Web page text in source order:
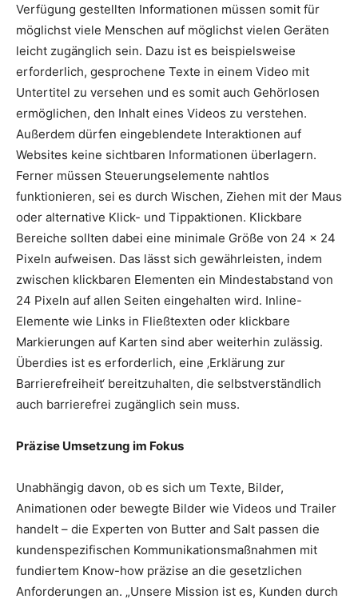
Verfügung gestellten Informationen müssen somit für
möglichst viele Menschen auf möglichst vielen Geräten
leicht zugänglich sein. Dazu ist es beispielsweise
erforderlich, gesprochene Texte in einem Video mit
Untertitel zu versehen und es somit auch Gehörlosen
ermöglichen, den Inhalt eines Videos zu verstehen.
Außerdem dürfen eingeblendete Interaktionen auf
Websites keine sichtbaren Informationen überlagern.
Ferner müssen Steuerungselemente nahtlos
funktionieren, sei es durch Wischen, Ziehen mit der Maus
oder alternative Klick- und Tippaktionen. Klickbare
Bereiche sollten dabei eine minimale Größe von 24 x 24
Pixeln aufweisen. Das lässt sich gewährleisten, indem
zwischen klickbaren Elementen ein Mindestabstand von
24 Pixeln auf allen Seiten eingehalten wird. Inline-
Elemente wie Links in Fließtexten oder klickbare
Markierungen auf Karten sind aber weiterhin zulässig.
Überdies ist es erforderlich, eine ‚Erklärung zur
Barrierefreiheit‘ bereitzuhalten, die selbstverständlich
auch barrierefrei zugänglich sein muss.
Präzise Umsetzung im Fokus
Unabhängig davon, ob es sich um Texte, Bilder,
Animationen oder bewegte Bilder wie Videos und Trailer
handelt – die Experten von Butter and Salt passen die
kundenspezifischen Kommunikationsmaßnahmen mit
fundiertem Know-how präzise an die gesetzlichen
Anforderungen an. „Unsere Mission ist es, Kunden durch